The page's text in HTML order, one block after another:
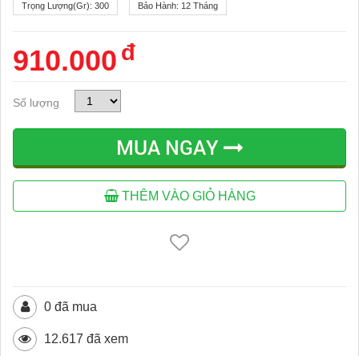
Trọng Lượng(gr): 300 Bảo Hành: 12 Tháng
910.000 đ
Số lượng
MUA NGAY
THÊM VÀO GIỎ HÀNG
0 đã mua
12.617 đã xem